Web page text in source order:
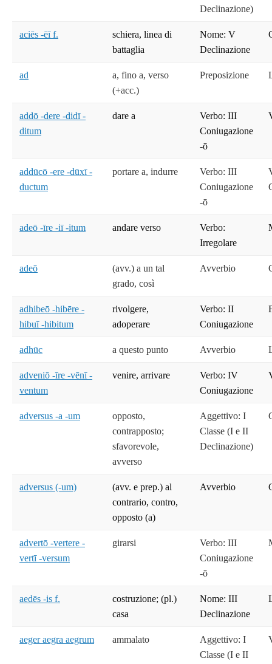
Declinazione)
aciēs -ēī f.
schiera, linea di
battaglia
Nome: V
Declinazione
ad
a, fino a, verso
(+acc.)
Preposizione
addō -dere -didī -
ditum
dare a
Verbo: III
Coniugazione
-ō
addūcō -ere -dūxī -
ductum
portare a, indurre
Verbo: III
Coniugazione
-ō
adeō -īre -iī -itum andare verso
Verbo:
Irregolare
adeō
(avv.) a un tal
grado, così
Avverbio
adhibeō -hibēre -
hibuī -hibitum
rivolgere,
adoperare
Verbo: II
Coniugazione
adhūc a questo punto Avverbio
adveniō -īre -vēnī -
ventum
venire, arrivare
Verbo: IV
Coniugazione
adversus -a -um
opposto,
contrapposto;
sfavorevole,
avverso
Aggettivo: I
Classe (I e II
Declinazione)
adversus (-um)
(avv. e prep.) al
contrario, contro,
opposto (a)
Avverbio
advertō -vertere -
vertī -versum
girarsi
Verbo: III
Coniugazione
-ō
aedēs -is f.
costruzione; (pl.)
casa
Nome: III
Declinazione
aeger aegra aegrum ammalato
Aggettivo: I
Classe (I e II